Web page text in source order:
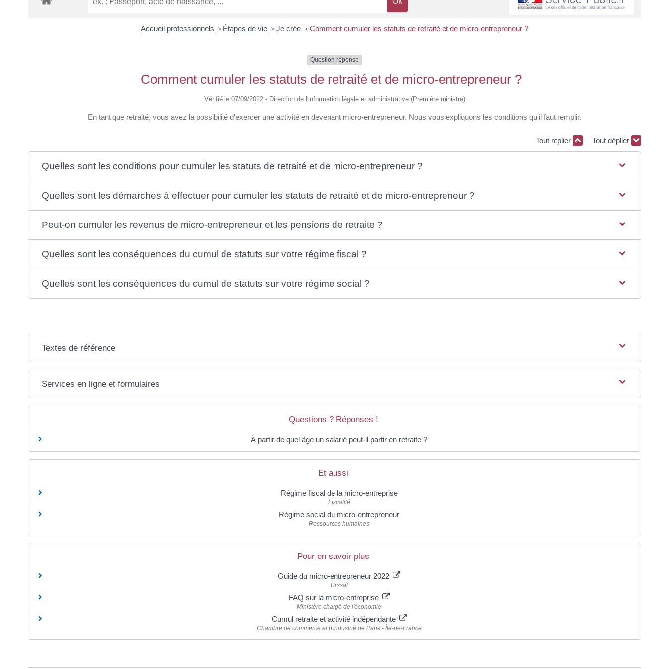
Accueil professionnels > Étapes de vie > Je crée > Comment cumuler les statuts de retraité et de micro-entrepreneur ?
Question-réponse
Comment cumuler les statuts de retraité et de micro-entrepreneur ?
Vérifié le 07/09/2022 - Direction de l'information légale et administrative (Première ministre)
En tant que retraité, vous avez la possibilité d'exercer une activité en devenant micro-entrepreneur. Nous vous expliquons les conditions qu'il faut remplir.
Tout replier Tout déplier
Quelles sont les conditions pour cumuler les statuts de retraité et de micro-entrepreneur ?
Quelles sont les démarches à effectuer pour cumuler les statuts de retraité et de micro-entrepreneur ?
Peut-on cumuler les revenus de micro-entrepreneur et les pensions de retraite ?
Quelles sont les conséquences du cumul de statuts sur votre régime fiscal ?
Quelles sont les conséquences du cumul de statuts sur votre régime social ?
Textes de référence
Services en ligne et formulaires
Questions ? Réponses !
À partir de quel âge un salarié peut-il partir en retraite ?
Et aussi
Régime fiscal de la micro-entreprise
Fiscalité
Régime social du micro-entrepreneur
Ressources humaines
Pour en savoir plus
Guide du micro-entrepreneur 2022
Urssaf
FAQ sur la micro-entreprise
Ministère chargé de l'économie
Cumul retraite et activité indépendante
Chambre de commerce et d'industrie de Paris - Île-de-France